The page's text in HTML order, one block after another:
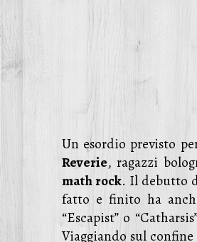
Un esordio previsto
Reverie, ragazzi
math rock. Il debutto
fatto e finito ha
“Escapist” o
Viaggiando sul